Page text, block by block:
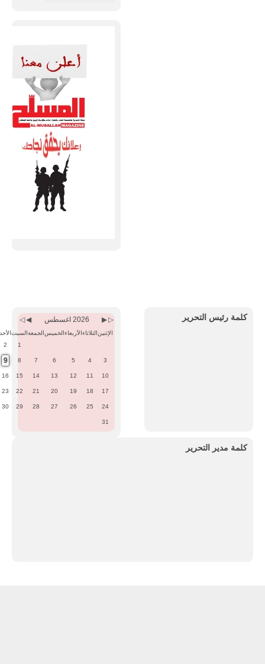
كلمة رئيس التحرير
Month
Year
Month2026 اغسطس
الإثنينالثلاثاءالأربعاءالخميسالجمعةالسبتالأحد
1
2
3
4
5
6
7
8
9
10
11
12
13
14
15
16
17
18
19
20
21
22
23
24
25
26
27
28
29
30
31
كلمة مدير التحرير